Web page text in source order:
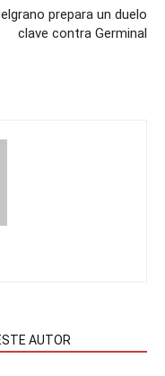
prepara un duelo
clave contra Germinal
AUTOR